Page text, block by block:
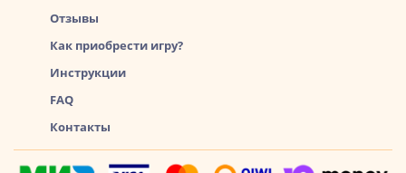
Отзывы
Как приобрести игру?
Инструкции
FAQ
Контакты